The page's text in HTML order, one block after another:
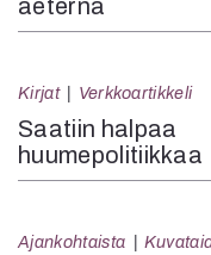
aeterna
Kirjat Verkkoartikkeli
Saatiin halpaa
huumepolitiikkaa
Ajankohtaista